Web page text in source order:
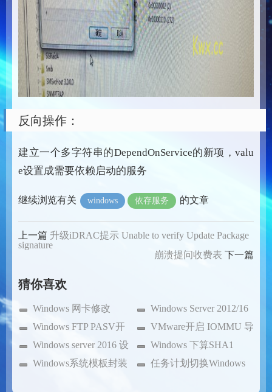
反向操作：
建立一个多字符串的DependOnService的新项，valu
e设置成需要依赖启动的服务
继续浏览有关 windows 依存服务 的文章
上一篇 升级iDRAC提示 Unable to verify Update Package
signature
崩溃提问收费表 下一篇
猜你喜欢
Windows 网卡修改
MTU
Windows Server 2012/16
FTP 解决外部无法连接
Windows FTP PASV开
启
VMware开启 IOMMU 导
致死机记录
Windows server 2016 设
置多用户登陆
Windows 下算SHA1
（HASH）
Windows系统模板封装
任务计划切换Windows